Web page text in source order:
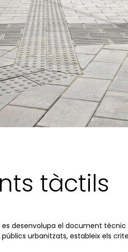
tàctils
es desenvolupa el document
urbanitzats, estableix els